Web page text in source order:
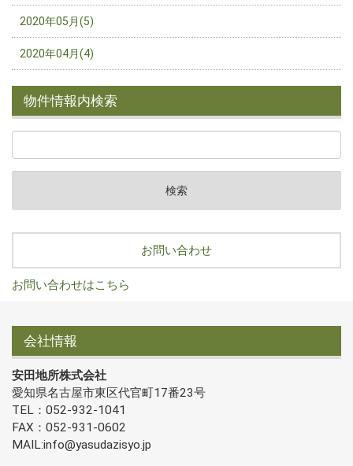
2020年05月(5)
2020年04月(4)
物件情報内検索
お問い合わせ
お問い合わせはこちら
会社情報
安田地所株式会社
愛知県名古屋市東区代官町17番23号
TEL：052-932-1041
FAX：052-931-0602
MAIL:info@yasudazisyo.jp